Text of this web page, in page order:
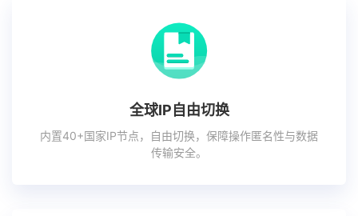
全球IP自由切换
内置40+国家IP节点，自由切换，保障操作匿名性与数据
传输安全。